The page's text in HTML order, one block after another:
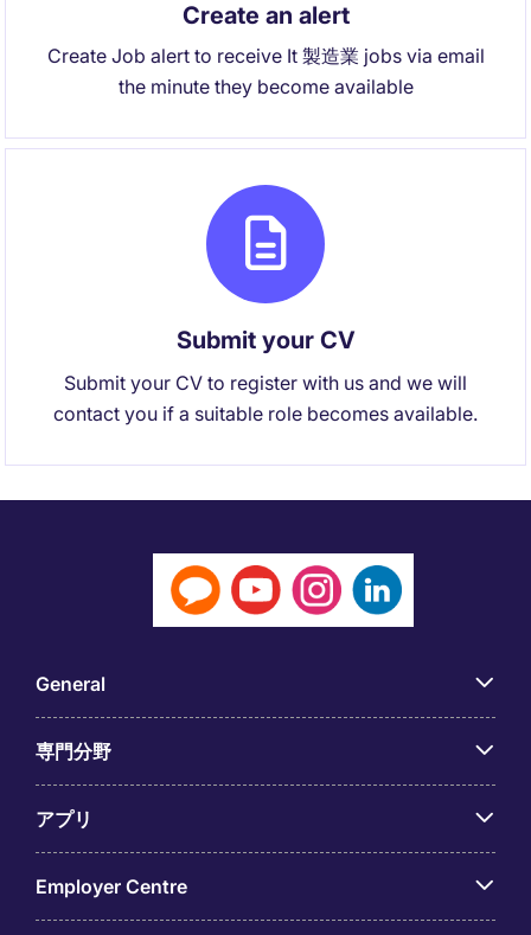
Create an alert
Create Job alert to receive It 製造業 jobs via email
the minute they become available
Submit your CV
Submit your CV to register with us and we will
contact you if a suitable role becomes available.
General
専門分野
アプリ
Employer Centre